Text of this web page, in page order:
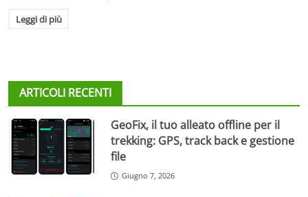
Leggi di più
ARTICOLI RECENTI
GeoFix, il tuo alleato offline per il
trekking: GPS, track back e gestione
file
Giugno 7, 2026